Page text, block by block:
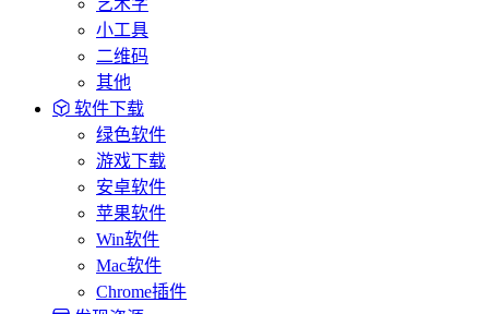
艺术字
小工具
二维码
其他
软件下载
绿色软件
游戏下载
安卓软件
苹果软件
Win软件
Mac软件
Chrome插件